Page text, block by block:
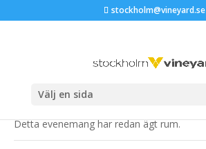
stockholm@vineyard.se
Välj en sida
« Alla Evenemang
Detta evenemang har redan ägt rum.